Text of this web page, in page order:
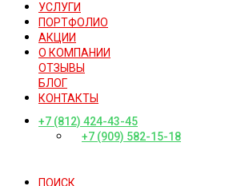
УСЛУГИ
ПОРТФОЛИО
АКЦИИ
О КОМПАНИИ
ОТЗЫВЫ
БЛОГ
КОНТАКТЫ
+7 (812) 424-43-45
+7 (909) 582-15-18
ПОИСК